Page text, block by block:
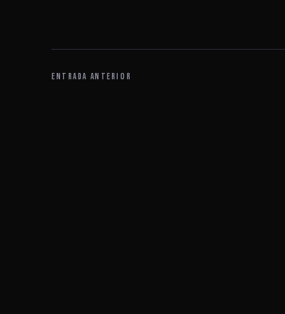
ENTRADA ANTERIOR